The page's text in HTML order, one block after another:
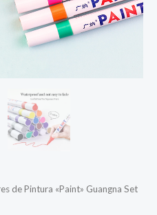
de Pintura «Paint» Guangna Set